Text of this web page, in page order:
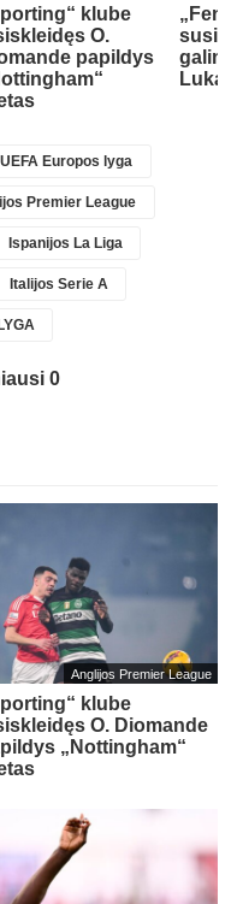
klube
O.
papildys
UEFA Europos lyga
Premier League
Ispanijos La Liga
Italijos Serie A
0
Anglijos Premier League
klube
O. Diomande
„Nottingham“